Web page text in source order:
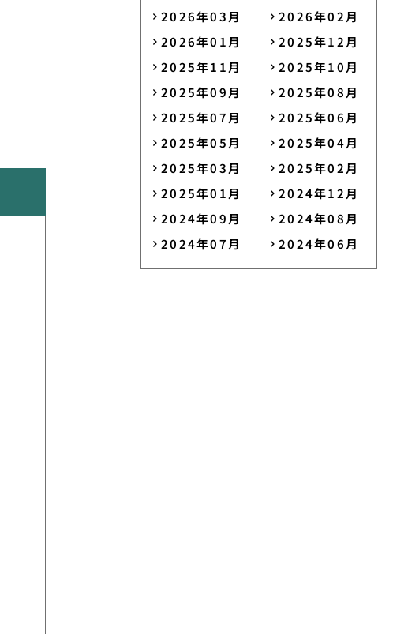
2026年03月
2026年02月
2026年01月
2025年12月
2025年11月
2025年10月
2025年09月
2025年08月
2025年07月
2025年06月
2025年05月
2025年04月
2025年03月
2025年02月
2025年01月
2024年12月
2024年09月
2024年08月
2024年07月
2024年06月